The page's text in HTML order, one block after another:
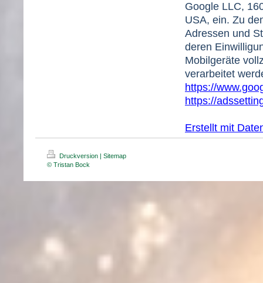
Google LLC,
USA, ein. Zu
Adressen und
deren
Mobilgeräte
verarbeitet
https://
https://
Erstellt mit
Druckversion | Sitemap
© Tristan Bock